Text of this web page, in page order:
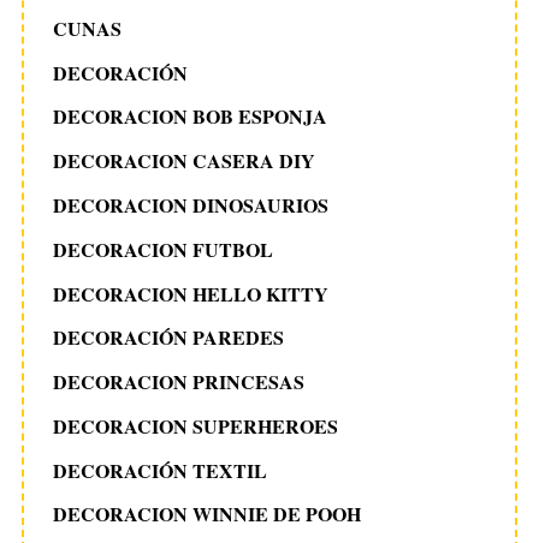
CUNAS
DECORACIÓN
DECORACION BOB ESPONJA
DECORACION CASERA DIY
DECORACION DINOSAURIOS
DECORACION FUTBOL
DECORACION HELLO KITTY
DECORACIÓN PAREDES
DECORACION PRINCESAS
DECORACION SUPERHEROES
DECORACIÓN TEXTIL
DECORACION WINNIE DE POOH